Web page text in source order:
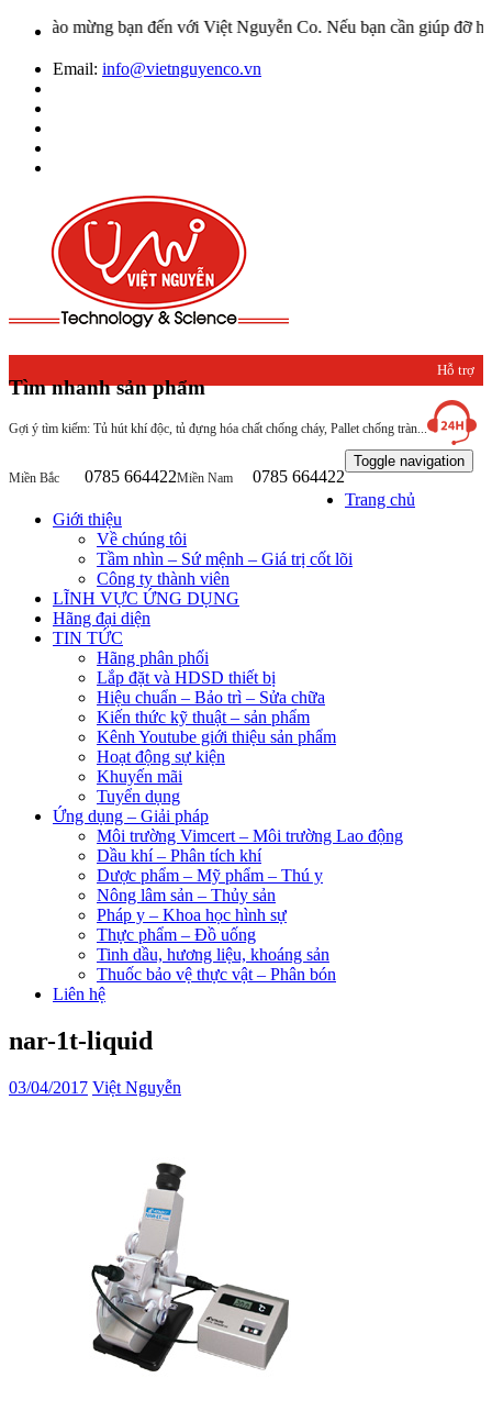
mừng bạn đến với Việt Nguyễn Co. Nếu bạn cần giúp đỡ hãy
Email: info@vietnguyenco.vn
Tìm nhanh sản phẩm
Gợi ý tìm kiếm: Tủ hút khí độc, tủ đựng hóa chất chống cháy, Pallet chống tràn...
Hỗ trợ
khách
hàng
Miền Bắc 0785 664422Miền Nam 0785 664422
Toggle navigation
Trang chủ
Giới thiệu
Về chúng tôi
Tầm nhìn – Sứ mệnh – Giá trị cốt lõi
Công ty thành viên
LĨNH VỰC ỨNG DỤNG
Hãng đại diện
TIN TỨC
Hãng phân phối
Lắp đặt và HDSD thiết bị
Hiệu chuẩn – Bảo trì – Sửa chữa
Kiến thức kỹ thuật – sản phẩm
Kênh Youtube giới thiệu sản phẩm
Hoạt động sự kiện
Khuyến mãi
Tuyển dụng
Ứng dụng – Giải pháp
Môi trường Vimcert – Môi trường Lao động
Dầu khí – Phân tích khí
Dược phẩm – Mỹ phẩm – Thú y
Nông lâm sản – Thủy sản
Pháp y – Khoa học hình sự
Thực phẩm – Đồ uống
Tinh dầu, hương liệu, khoáng sản
Thuốc bảo vệ thực vật – Phân bón
Liên hệ
nar-1t-liquid
03/04/2017 Việt Nguyễn